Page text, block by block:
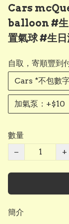
Cars
balloon #生
置氣球 #生
自取，寄順豐到
Cars *不包數
加氣泵：+$10
數量
−
+
簡介